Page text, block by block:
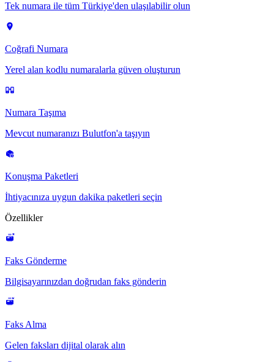
Tek numara ile tüm Türkiye'den ulaşılabilir olun
Coğrafi Numara
Yerel alan kodlu numaralarla güven oluşturun
Numara Taşıma
Mevcut numaranızı Bulutfon'a taşıyın
Konuşma Paketleri
İhtiyacınıza uygun dakika paketleri seçin
Özellikler
Faks Gönderme
Bilgisayarınızdan doğrudan faks gönderin
Faks Alma
Gelen faksları dijital olarak alın